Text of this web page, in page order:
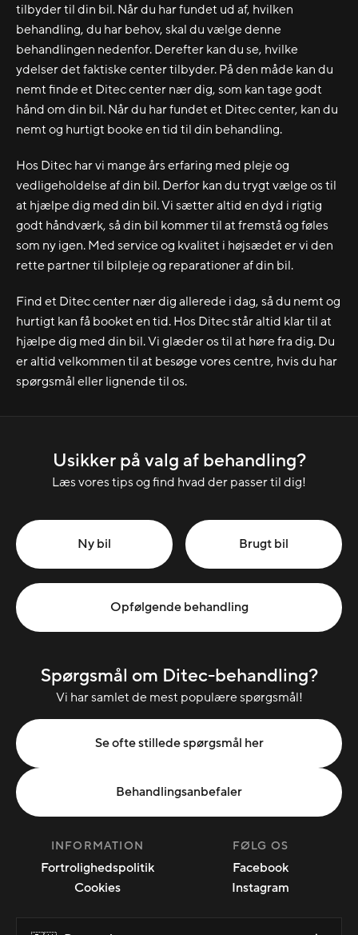
tilbyder til din bil. Når du har fundet ud af, hvilken
behandling, du har behov, skal du vælge denne
behandlingen nedenfor. Derefter kan du se, hvilke
ydelser det faktiske center tilbyder. På den måde kan du
nemt finde et Ditec center nær dig, som kan tage godt
hånd om din bil. Når du har fundet et Ditec center, kan du
nemt og hurtigt booke en tid til din behandling.
Hos Ditec har vi mange års erfaring med pleje og
vedligeholdelse af din bil. Derfor kan du trygt vælge os til
at hjælpe dig med din bil. Vi sætter altid en dyd i rigtig
godt håndværk, så din bil kommer til at fremstå og føles
som ny igen. Med service og kvalitet i højsædet er vi den
rette partner til bilpleje og reparationer af din bil.
Find et Ditec center nær dig allerede i dag, så du nemt og
hurtigt kan få booket en tid. Hos Ditec står altid klar til at
hjælpe dig med din bil. Vi glæder os til at høre fra dig. Du
er altid velkommen til at besøge vores centre, hvis du har
spørgsmål eller lignende til os.
Usikker på valg af behandling?
Læs vores tips og find hvad der passer til dig!
Ny bil Brugt bil
Opfølgende behandling
Spørgsmål om Ditec-behandling?
Vi har samlet de mest populære spørgsmål!
Se ofte stillede spørgsmål her
Behandlingsanbefaler
INFORMATION
Fortrolighedspolitik
Cookies
FØLG OS
Facebook
Instagram